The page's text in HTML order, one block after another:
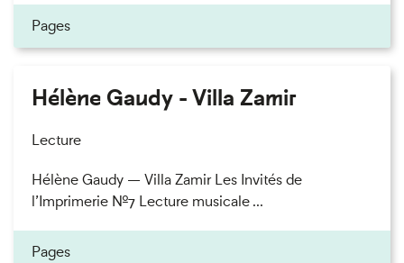
Pages
Hélène Gaudy - Villa Zamir
Lecture
Hélène Gaudy — Villa Zamir Les Invités de
l’Imprimerie n°7 Lecture musicale ...
Pages